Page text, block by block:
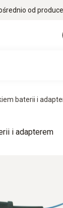
od
baterii i
i adapterem